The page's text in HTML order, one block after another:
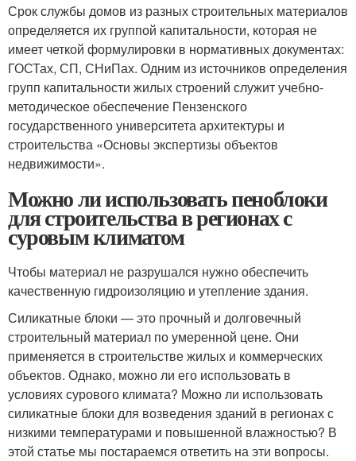
Срок службы домов из разных строительных материалов
определяется их группой капитальности, которая не
имеет четкой формулировки в нормативных документах:
ГОСТах, СП, СНиПах. Одним из источников определения
групп капитальности жилых строений служит учебно-
методическое обеспечение Пензенского
государственного университета архитектуры и
строительства «Основы экспертизы объектов
недвижимости».
Можно ли использовать пеноблоки
для строительства в регионах с
суровым климатом
Чтобы материал не разрушался нужно обеспечить
качественную гидроизоляцию и утепление здания.
Силикатные блоки — это прочный и долговечный
строительный материал по умеренной цене. Они
применяется в строительстве жилых и коммерческих
объектов. Однако, можно ли его использовать в
условиях сурового климата? Можно ли использовать
силикатные блоки для возведения зданий в регионах с
низкими температурами и повышенной влажностью? В
этой статье мы постараемся ответить на эти вопросы.